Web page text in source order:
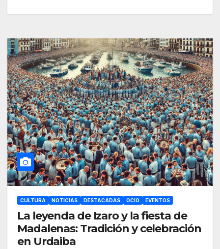
CULTURA NOTICIAS DESTACADAS OCIO EVENTOS
La leyenda de Izaro y la fiesta de
Madalenas: Tradición y celebración
en Urdaiba